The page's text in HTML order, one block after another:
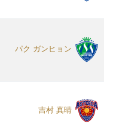
パク ガンヒョン
吉村 真晴